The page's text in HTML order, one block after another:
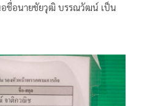
ชื่อนายชัยวุฒิ บรรณวัฒน์ เป็น